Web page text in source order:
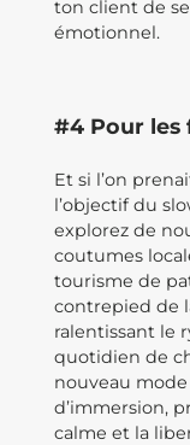
ton client de
émotionnel.
#4 Pour les
Et si l’on
l’objectif du
explorez de
coutumes
tourisme de
contrepied de
ralentissant le
quotidien de
nouveau
d’immersion,
calme et la